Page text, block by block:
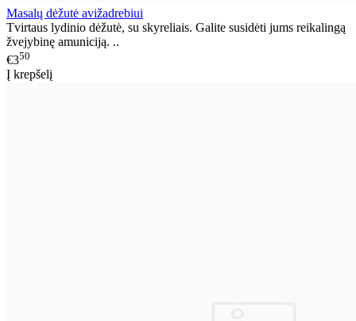
Masalų dėžutė avižadrebiui
Tvirtaus lydinio dėžutė, su skyreliais. Galite susidėti jums reikalingą
žvejybinę amuniciją. ..
€350
Į krepšelį